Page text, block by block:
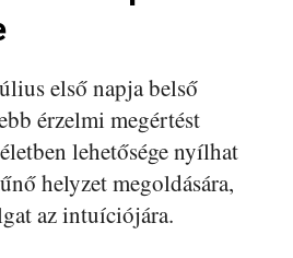
első napja belső
érzelmi megértést
lehetősége nyílhat
helyzet megoldására,
az intuíciójára.